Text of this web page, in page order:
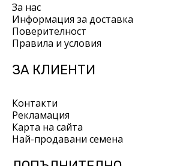
За нас
Информация за доставка
Поверителност
Правила и условия
ЗА КЛИЕНТИ
Контакти
Рекламация
Карта на сайта
Най-продавани семена